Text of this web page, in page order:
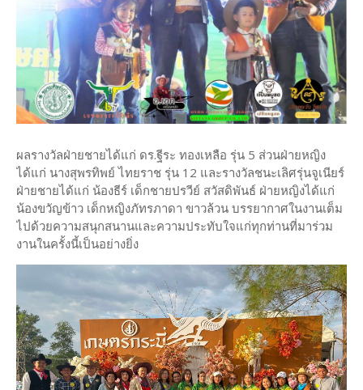
ผลรางวัลฝ่ายชายได้แก่ ดร.ฐีระ ทองเหลือ รุ่น 5 ส่วนฝ่ายหญิง
ได้แก่ นางสุพรทิพย์ ไทยราช รุ่น 12 และรางวัลชนะเลิศรุ่นจูเนียร์
ฝ่ายชายได้แก่ น้องธีร์ เด็กชายปรวีย์ สวัสดิพันธ์ ฝ่ายหญิงได้แก่
น้องขวัญข้าว เด็กหญิงภัทรภาดา ขาวล้วน บรรยากาศในงานเต็ม
ไปด้วยความสนุกสนานและความประทับใจแก่ทุกท่านที่มาร่วม
งานในครั้งนี้เป็นอย่างยิ่ง